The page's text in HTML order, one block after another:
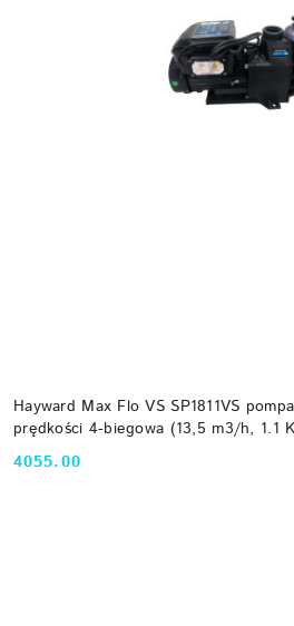
Hayward Max Flo VS SP1811VS
prędkości 4-biegowa (13,5 m3/h, 1.1
Cena:
4055.00